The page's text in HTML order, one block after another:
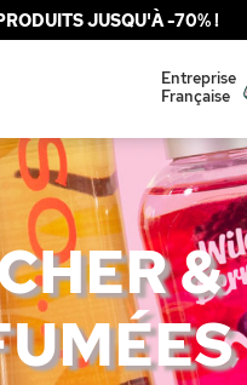
JUSQU'À -70% !
Entreprise
Française
&